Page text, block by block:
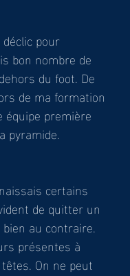
pour
bon nombre de
du foot. De
de ma formation
équipe première
pyramide.
certains
de quitter un
au contraire.
présentes à
On ne peut